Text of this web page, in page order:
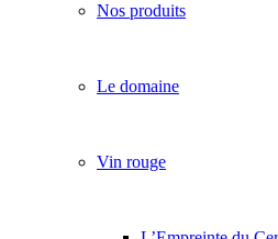
Nos produits
Le domaine
Vin rouge